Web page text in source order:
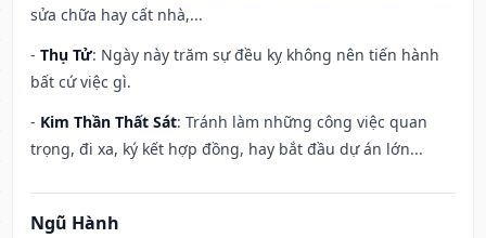
sửa chữa hay cất nhà,...
- Thụ Tử: Ngày này trăm sự đều kỵ không nên tiến hành
bất cứ việc gì.
- Kim Thần Thất Sát: Tránh làm những công việc quan
trọng, đi xa, ký kết hợp đồng, hay bắt đầu dự án lớn...
Ngũ Hành